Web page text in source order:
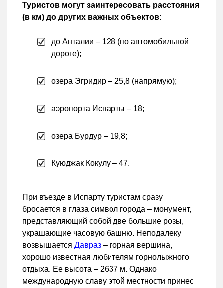
Туристов могут заинтересовать расстояния
(в км) до других важных объектов:
до Анталии – 128 (по автомобильной
дороге);
озера Эгридир – 25,8 (напрямую);
аэропорта Испарты – 18;
озера Бурдур – 19,8;
Куюджак Кокулу – 47.
При въезде в Испарту туристам сразу
бросается в глаза символ города – монумент,
представляющий собой две большие розы,
украшающие часовую башню. Неподалеку
возвышается Давраз – горная вершина,
хорошо известная любителям горнолыжного
отдыха. Ее высота – 2637 м. Однако
международную славу этой местности принес